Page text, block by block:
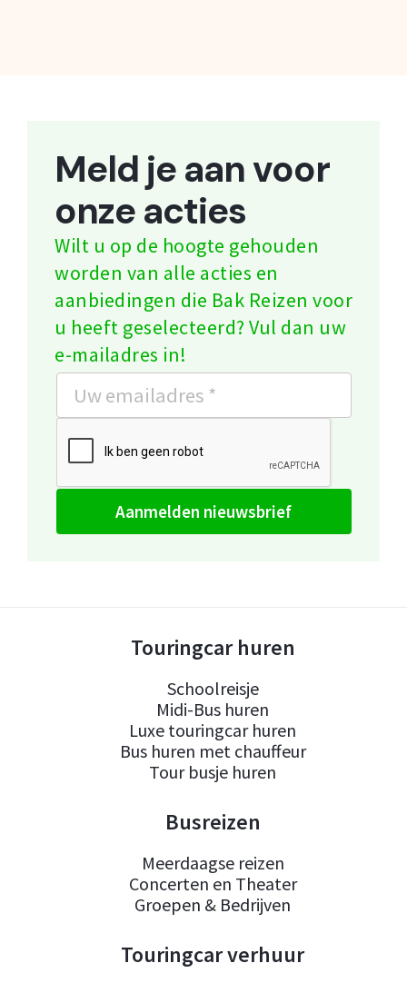
Meld je aan voor
onze acties
Wilt u op de hoogte gehouden
worden van alle acties en
aanbiedingen die Bak Reizen voor
u heeft geselecteerd? Vul dan uw
e-mailadres in!
aanmelden nieuwsbrief
Touringcar huren
Schoolreisje
Midi-Bus huren
Luxe touringcar huren
Bus huren met chauffeur
Tour busje huren
Busreizen
Meerdaagse reizen
Concerten en Theater
Groepen & Bedrijven
Touringcar verhuur